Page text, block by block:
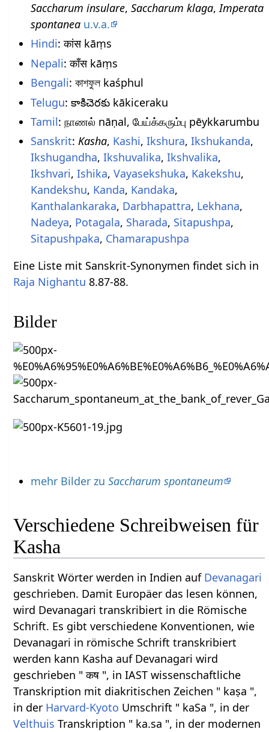
Saccharum insulare, Saccharum klaga,Imperata
spontanea u.v.a.
Hindi: कांस kāṃs
Nepali: काँस kāṃs
Bengali: কাশফুল kaśphul
Telugu: కాకిచెరకు kākiceraku
Tamil: நாணல் nāṇal, பேய்க்கரும்பு pēykkarumbu
Sanskrit: Kasha, Kashi, Ikshura, Ikshukanda,
Ikshugandha, Ikshuvalika, Ikshvalika,
Ikshvari, Ishika, Vayasekshuka, Kakekshu,
Kandekshu, Kanda, Kandaka,
Kanthalankaraka, Darbhapattra, Lekhana,
Nadeya, Potagala, Sharada, Sitapushpa,
Sitapushpaka, Chamarapushpa
Eine Liste mit Sanskrit-Synonymen findet sich in
Raja Nighantu 8.87-88.
Bilder
mehr Bilder zu Saccharum spontaneum
Verschiedene Schreibweisen für
Kasha
Sanskrit Wörter werden in Indien auf Devanagari
geschrieben. Damit Europäer das lesen können,
wird Devanagari transkribiert in die Römische
Schrift. Es gibt verschiedene Konventionen, wie
Devanagari in römische Schrift transkribiert
werden kann Kasha auf Devanagari wird
geschrieben " कष ", in IAST wissenschaftliche
Transkription mit diakritischen Zeichen " kaṣa ",
in der Harvard-Kyoto Umschrift " kaSa ", in der
Velthuis Transkription " ka.sa ", in der modernen